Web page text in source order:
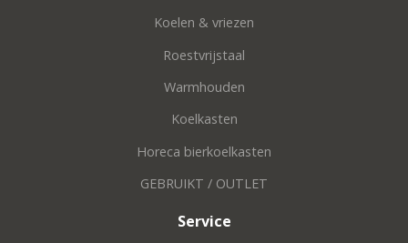
Koelen & vriezen
Roestvrijstaal
Warmhouden
Koelkasten
Horeca bierkoelkasten
GEBRUIKT / OUTLET
Service